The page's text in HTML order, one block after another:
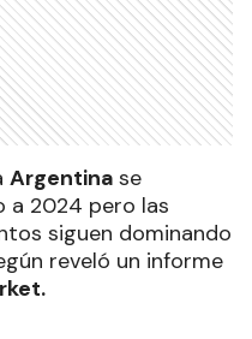
Argentina se
a 2024 pero las
siguen dominando
reveló un informe